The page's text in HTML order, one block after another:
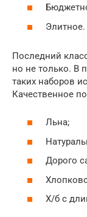
Элитное.
Последний
но не только. В
таких наборов
Качественное
Льна;
Дорого
Х/б с